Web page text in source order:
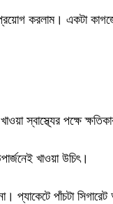
করলাম। একটা
স্বাস্থ্যের পক্ষে
খাওয়া উচিৎ।
প্যাকেটে পাঁচটা